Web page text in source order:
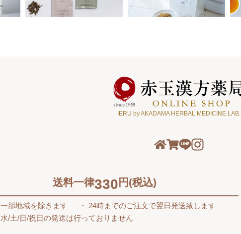
IERU by AKADAMA HERBAL MEDICINE LAB.
送料一律330 円(税込)
一部地域を除きます
24時までのご注文で翌日発送致します
水/土/日/祝日の発送は行っておりません